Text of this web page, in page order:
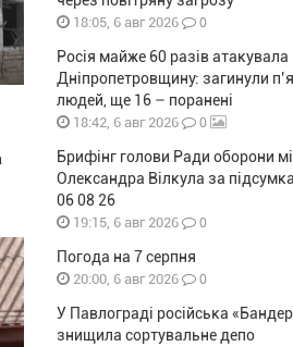
18:05, 6 авг 2026 0
Росія майже 60 разів атакувала
Дніпропетровщину: загинули
людей, ще 16 – поранені
18:42, 6 авг 2026 0
Брифінг голови Ради оборони
Олександра Вілкула за
06 08 26
19:15, 6 авг 2026 0
Погода на 7 серпня
20:00, 6 авг 2026 0
У Павлограді російська
знищила сортувальне депо